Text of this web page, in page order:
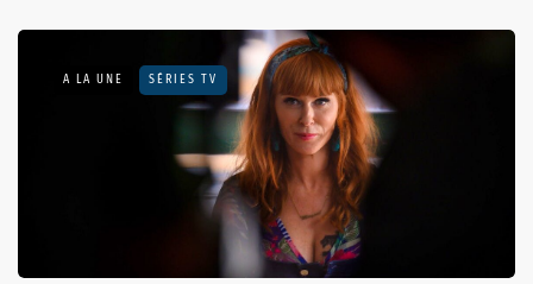
A LA UNE SÉRIES TV